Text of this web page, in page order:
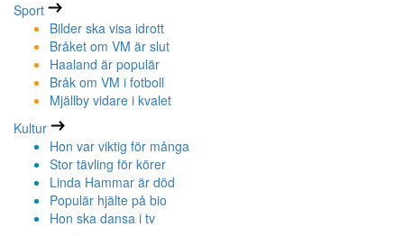
Sport
Bilder ska visa idrott
Bråket om VM är slut
Haaland är populär
Bråk om VM i fotboll
Mjällby vidare i kvalet
Kultur
Hon var viktig för många
Stor tävling för körer
Linda Hammar är död
Populär hjälte på bio
Hon ska dansa i tv